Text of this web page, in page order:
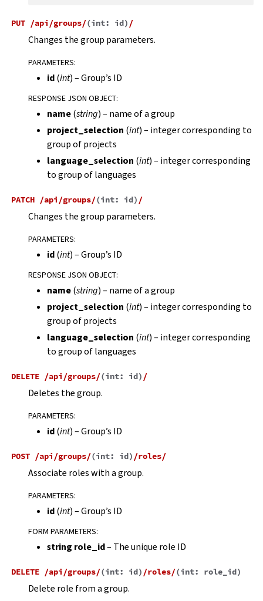
PUT /api/groups/(int: id) /
Changes the group parameters.
PARAMETERS:
id(int) – Group’s ID
RESPONSE JSON OBJECT:
name(string) – name of a group
project_selection (int) – integer corresponding to
group of projects
language_selection (int) – integer corresponding
to group of languages
PATCH /api/groups/(int: id) /
Changes the group parameters.
PARAMETERS:
id(int) – Group’s ID
RESPONSE JSON OBJECT:
name(string) – name of a group
project_selection (int) – integer corresponding to
group of projects
language_selection (int) – integer corresponding
to group of languages
DELETE /api/groups/(int: id) /
Deletes the group.
PARAMETERS:
id(int) – Group’s ID
POST /api/groups/(int: id) /roles/
Associate roles with a group.
PARAMETERS:
id(int) – Group’s ID
FORM PARAMETERS:
string role_id– The unique role ID
DELETE /api/groups/(int: id) /roles/(int: role_id)
Delete role from a group.